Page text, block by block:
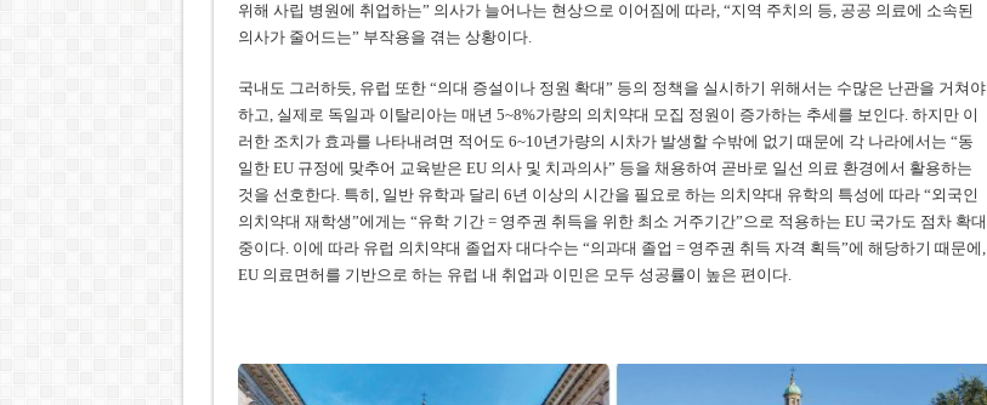
위해 사립 병원에 취업하는” 의사가 늘어나는 현상으로 이어짐에 따라, “지역 주치의 등, 공공 의료에 소속된
의사가 줄어드는” 부작용을 겪는 상황이다.
국내도 그러하듯, 유럽 또한 “의대 증설이나 정원 확대” 등의 정책을 실시하기 위해서는 수많은 난관을 거쳐야
하고, 실제로 독일과 이탈리아는 매년 5~8%가량의 의치약대 모집 정원이 증가하는 추세를 보인다. 하지만 이
러한 조치가 효과를 나타내려면 적어도 6~10년가량의 시차가 발생할 수밖에 없기 때문에 각 나라에서는 “동
일한 EU 규정에 맞추어 교육받은 EU 의사 및 치과의사” 등을 채용하여 곧바로 일선 의료 환경에서 활용하는
것을 선호한다. 특히, 일반 유학과 달리 6년 이상의 시간을 필요로 하는 의치약대 유학의 특성에 따라 “외국인
의치약대 재학생”에게는 “유학 기간 = 영주권 취득을 위한 최소 거주기간”으로 적용하는 EU 국가도 점차 확대
중이다. 이에 따라 유럽 의치약대 졸업자 대다수는 “의과대 졸업 = 영주권 취득 자격 획득”에 해당하기 때문에,
EU 의료면허를 기반으로 하는 유럽 내 취업과 이민은 모두 성공률이 높은 편이다.